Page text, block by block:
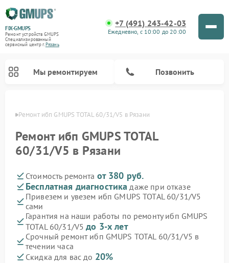
FIX-GMUPS
Ремонт устройств GMUPS
Специализированный
cервисный центр г.Рязань
+7 (491) 243-42-03
Ежедневно, с 10:00 до 20:00
Мы ремонтируем Позвонить
Ремонт ибп GMUPS TOTAL 60/31/V5 в Рязани
Ремонт ибп GMUPS TOTAL
60/31/V5 в Рязани
Стоимость ремонта от 380 руб.
Бесплатная диагностика даже при отказе
Привезем и увезем ибп GMUPS TOTAL 60/31/V5
сами
Гарантия на наши работы по ремонту ибп GMUPS
TOTAL 60/31/V5до 3-х лет
Срочный ремонт ибп GMUPS TOTAL 60/31/V5 в
течении часа
Скидка для вас до 20%